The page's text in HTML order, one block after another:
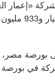
جنيه
بورصة
في